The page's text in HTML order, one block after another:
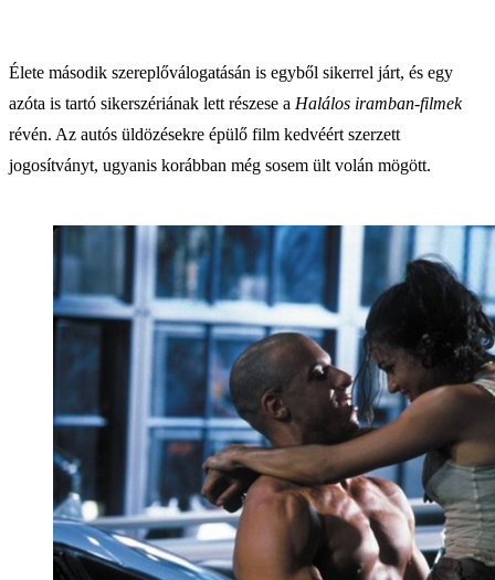
Élete második szereplőválogatásán is egyből sikerrel járt, és egy
azóta is tartó sikerszériának lett részese a Halálos iramban-filmek
révén. Az autós üldözésekre épülő film kedvéért szerzett
jogosítványt, ugyanis korábban még sosem ült volán mögött.